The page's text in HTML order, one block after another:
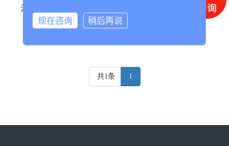
江苏止滑叠膜供应厂家
共1条 1
现在咨询 稍后再说